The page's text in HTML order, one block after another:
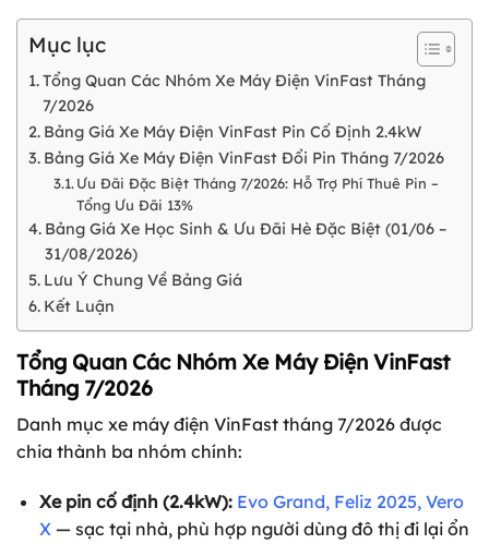
Mục lục
Tổng Quan Các Nhóm Xe Máy Điện VinFast Tháng
7/2026
Bảng Giá Xe Máy Điện VinFast Pin Cố Định 2.4kW
Bảng Giá Xe Máy Điện VinFast Đổi Pin Tháng 7/2026
Ưu Đãi Đặc Biệt Tháng 7/2026: Hỗ Trợ Phí Thuê Pin –
Tổng Ưu Đãi 13%
Bảng Giá Xe Học Sinh & Ưu Đãi Hè Đặc Biệt (01/06 –
31/08/2026)
Lưu Ý Chung Về Bảng Giá
Kết Luận
Tổng Quan Các Nhóm Xe Máy Điện VinFast
Tháng 7/2026
Danh mục xe máy điện VinFast tháng 7/2026 được
chia thành ba nhóm chính:
Xe pin cố định (2.4kW):Evo Grand, Feliz 2025, Vero
X— sạc tại nhà, phù hợp người dùng đô thị đi lại ổn